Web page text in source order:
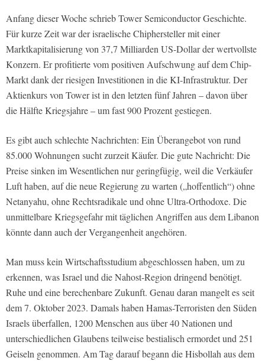
Anfang dieser Woche schrieb Tower Semiconductor Geschichte.
Für kurze Zeit war der israelische Chiphersteller mit einer
Marktkapitalisierung von 37,7 Milliarden US-Dollar der wertvollste
Konzern. Er profitierte vom positiven Aufschwung auf dem Chip-
Markt dank der riesigen Investitionen in die KI-Infrastruktur. Der
Aktienkurs von Tower ist in den letzten fünf Jahren – davon über
die Hälfte Kriegsjahre – um fast 900 Prozent gestiegen.
Es gibt auch schlechte Nachrichten: Ein Überangebot von rund
85.000 Wohnungen sucht zurzeit Käufer. Die gute Nachricht: Die
Preise sinken im Wesentlichen nur geringfügig, weil die Verkäufer
Luft haben, auf die neue Regierung zu warten („hoffentlich“) ohne
Netanyahu, ohne Rechtsradikale und ohne Ultra-Orthodoxe. Die
unmittelbare Kriegsgefahr mit täglichen Angriffen aus dem Libanon
könnte dann auch der Vergangenheit angehören.
Man muss kein Wirtschaftsstudium abgeschlossen haben, um zu
erkennen, was Israel und die Nahost-Region dringend benötigt.
Ruhe und eine berechenbare Zukunft. Genau daran mangelt es seit
dem 7. Oktober 2023. Damals haben Hamas-Terroristen den Süden
Israels überfallen, 1200 Menschen aus über 40 Nationen und
unterschiedlichen Glaubens teilweise bestialisch ermordet und 251
Geiseln genommen. Am Tag darauf begann die Hisbollah aus dem